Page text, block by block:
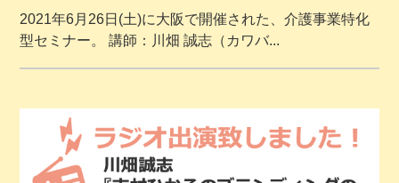
2021年6月26日(土)に大阪で開催された、介護事業特化
型セミナー。 講師：川畑 誠志（カワバ...